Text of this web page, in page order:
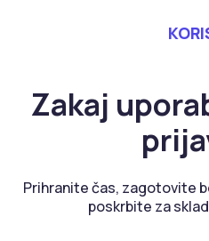
Zakaj
Prihranite čas, zagotovite
poskrbite za